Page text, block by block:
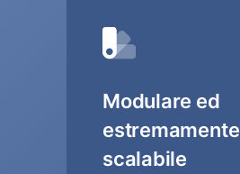
Modulare ed
estremamente
scalabile